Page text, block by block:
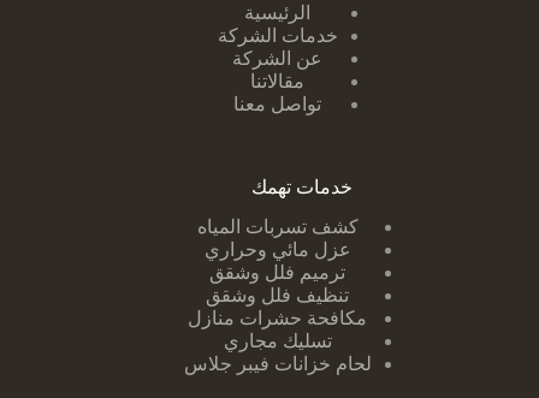
الرئيسية
خدمات الشركة
عن الشركة
مقالاتنا
تواصل معنا
خدمات تهمك
كشف تسربات ا لمياه
عزل مائي وحراري
ترميم فلل وشقق
تنظيف فلل وشقق
مكافحة حشرات منازل
تسليك مجاري
لحام خزانات فيبر جلاس